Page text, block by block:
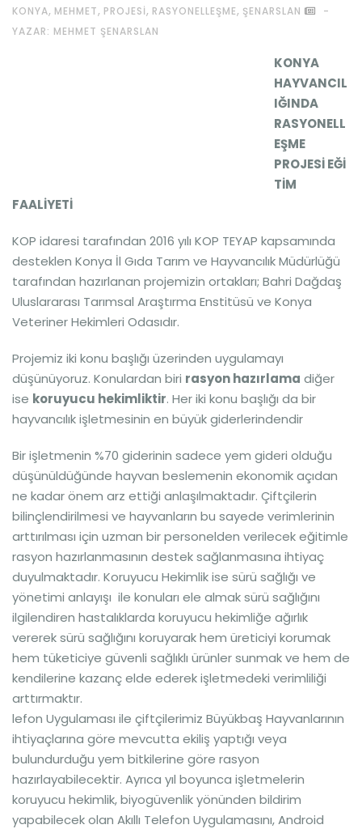
KONYA, MEHMET, PROJESI, RASYONELLEŞME, ŞENARSLAN
-
YAZAR: MEHMET ŞENARSLAN
KONYA
HAYVANCIL
IĞINDA
RASYONELL
EŞME
PROJESİEĞİ
TİM
FAALİYETİ
KOP idaresi tarafından 2016 yılı KOP TEYAP kapsamında
desteklen Konya İl Gıda Tarım ve Hayvancılık Müdürlüğü
tarafından hazırlanan projemizin ortakları; Bahri Dağdaş
Uluslararası Tarımsal Araştırma Enstitüsü ve Konya
Veteriner Hekimleri Odasıdır.
Projemiz iki konu başlığı üzerinden uygulamayı
düşünüyoruz. Konulardan biri rasyon hazırlama diğer
ise koruyucu hekimliktir. Her iki konu başlığı da bir
hayvancılık işletmesinin en büyük giderlerindendir
Bir işletmenin %70 giderinin sadece yem gideri olduğu
düşünüldüğünde hayvan beslemenin ekonomik açıdan
ne kadar önem arz ettiği anlaşılmaktadır. Çiftçilerin
bilinçlendirilmesi ve hayvanların bu sayede verimlerinin
arttırılması için uzman bir personelden verilecek eğitimle
rasyon hazırlanmasının destek sağlanmasına ihtiyaç
duyulmaktadır. Koruyucu Hekimlik ise sürü sağlığı ve
yönetimi anlayışı ile konuları ele almak sürü sağlığını
ilgilendiren hastalıklarda koruyucu hekimliğe ağırlık
vererek sürü sağlığını koruyarak hem üreticiyi korumak
hem tüketiciye güvenli sağlıklı ürünler sunmak ve hem de
kendilerine kazanç elde ederek işletmedeki verimliliği
arttırmaktır.
lefon Uygulaması ile çiftçilerimiz Büyükbaş Hayvanlarının
ihtiyaçlarına göre mevcutta ekiliş yaptığı veya
bulundurduğu yem bitkilerine göre rasyon
hazırlayabilecektir. Ayrıca yıl boyunca işletmelerin
koruyucu hekimlik, biyogüvenlik yönünden bildirim
yapabilecek olan Akıllı Telefon Uygulamasını, Android